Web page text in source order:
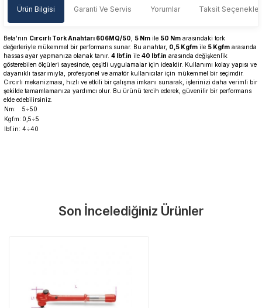
Ürün Bilgisi Garanti Ve Servis Yorumlar Taksit
Beta'nın Cırcırlı Tork Anahtarı 606MQ/50 5 Nm ile 50 Nm arasındaki tork
değerleriyle mükemmel bir performans sunar. Bu anahtar, 0,5 Kgfm ile 5 Kgfm arasında
hassas ayar yapmanıza olanak tanır. 4 lbf.in ile 40 lbf.in arasında değişkenlik
gösterebilen ölçüleri sayesinde, çeşitli uygulamalar için idealdir. Kullanımı kolay yapısı ve
dayanıklı tasarımıyla, profesyonel ve amatör kullanıcılar için mükemmel bir seçimdir.
Cırcırlı mekanizması, hızlı ve etkili bir çalışma imkanı sunarak, işlerinizi daha verimli bir
şekilde tamamlamanıza yardımcı olur. Bu ürünü tercih ederek, güvenilir bir performans
elde edebilirsiniz.
Nm:
5÷50
Kgfm: 0,5÷5
lbf.in: 4÷40
Tüm ürünlerimiz üretici firma garantisi altındadır. Size en yakın
Orijinal garanti belgeli ürünler
Yorum Yaz
Son İncelediğiniz Ürünler